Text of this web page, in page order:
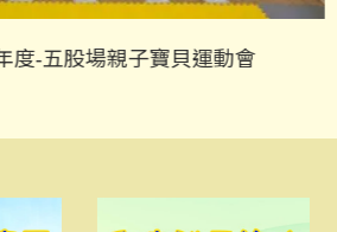
度-五股場親子寶貝運動會